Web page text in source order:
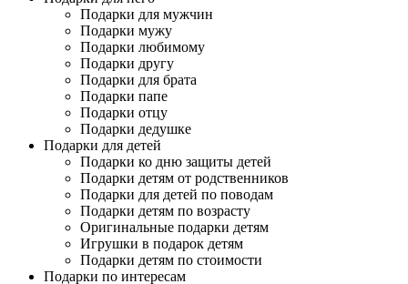
Подарки для мужчин
Подарки мужу
Подарки любимому
Подарки другу
Подарки для брата
Подарки папе
Подарки отцу
Подарки дедушке
Подарки для детей
Подарки ко дню защиты детей
Подарки детям от родственников
Подарки для детей по поводам
Подарки детям по возрасту
Оригинальные подарки детям
Игрушки в подарок детям
Подарки детям по стоимости
Подарки по интересам